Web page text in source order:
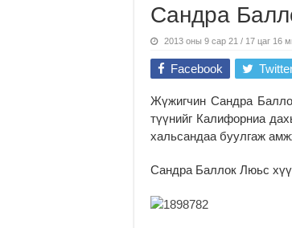
Сандра
2013 оны 9 сар 21 / 17 цаг 16
Facebook
Жүжигчин Сандра
түүнийг Калифорниа
хальсандаа буулгаж
Сандра Баллок Люьс